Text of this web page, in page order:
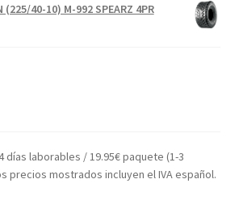
40-10) M-992 SPEARZ 4PR
días laborables / 19.95€ paquete (1-3
precios mostrados incluyen el IVA español.